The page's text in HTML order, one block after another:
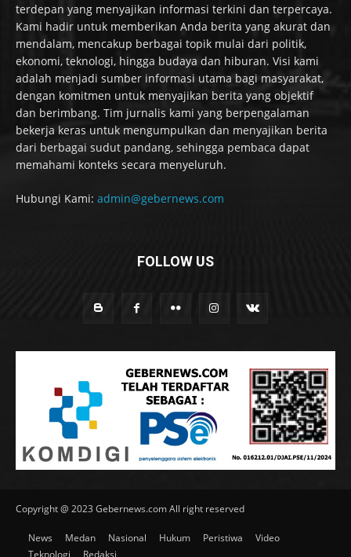
terdepan yang menyajikan informasi terkini dan terpercaya.
Kami hadir untuk memberikan Anda berita yang akurat dan
mendalam, mencakup berbagai topik mulai dari politik,
ekonomi, teknologi, hingga budaya dan hiburan. Visi kami
adalah menjadi sumber informasi utama bagi masyarakat,
dengan komitmen untuk menyajikan berita yang objektif
dan berimbang. Tim jurnalis kami yang berpengalaman
bekerja keras untuk mengumpulkan dan menyajikan berita
dari berbagai sudut pandang, sehingga pembaca dapat
memahami konteks secara menyeluruh.
Hubungi Kami: admin@gebernews.com
FOLLOW US
Copyright @ 2023 Gebernews.com All right reserved
News Medan Nasional Hukum Peristiwa
Video